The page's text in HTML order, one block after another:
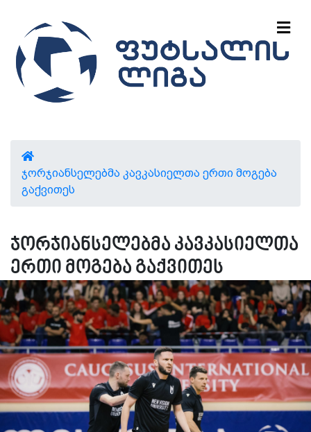
ჯორჯიანსელებმა კავკასიელთა ერთი მოგება
გაქვითეს
ჯორჯიანსელებმა კავკასიელთა
ერთი მოგება გაქვითეს